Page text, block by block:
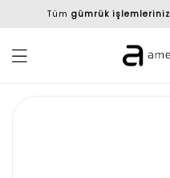
Tüm gümrük işlemleriniz